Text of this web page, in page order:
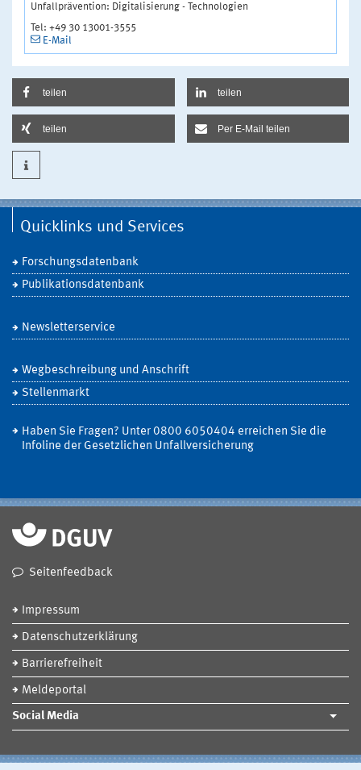
Unfallprävention: Digitalisierung - Technologien
Tel: +49 30 13001-3555
E-Mail
teilen teilen
teilen Per E-Mail teilen
Quicklinks und Services
Forschungsdatenbank
Publikationsdatenbank
Newsletterservice
Wegbeschreibung und Anschrift
Stellenmarkt
Haben Sie Fragen? Unter 0800 6050404 erreichen Sie die
Infoline der Gesetzlichen Unfallversicherung
Seitenfeedback
Impressum
Datenschutzerklärung
Barrierefreiheit
Meldeportal
Social Media